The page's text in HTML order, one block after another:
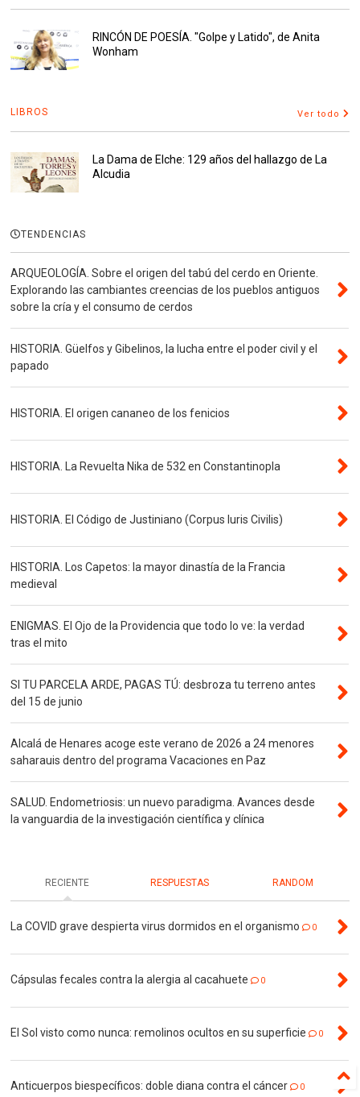
RINCÓN DE POESÍA. "Golpe y Latido", de Anita
Wonham
LIBROS Ver todo
La Dama de Elche: 129 años del hallazgo de La
Alcudia
TENDENCIAS
ARQUEOLOGÍA. Sobre el origen del tabú del cerdo en Oriente.
Explorando las cambiantes creencias de los pueblos antiguos
sobre la cría y el consumo de cerdos
HISTORIA. Güelfos y Gibelinos, la lucha entre el poder civil y el
papado
HISTORIA. El origen cananeo de los fenicios
HISTORIA. La Revuelta Nika de 532 en Constantinopla
HISTORIA. El Código de Justiniano (Corpus Iuris Civilis)
HISTORIA. Los Capetos: la mayor dinastía de la Francia
medieval
ENIGMAS. El Ojo de la Providencia que todo lo ve: la verdad
tras el mito
SI TU PARCELA ARDE, PAGAS TÚ: desbroza tu terreno antes
del 15 de junio
Alcalá de Henares acoge este verano de 2026 a 24 menores
saharauis dentro del programa Vacaciones en Paz
SALUD. Endometriosis: un nuevo paradigma. Avances desde
la vanguardia de la investigación científica y clínica
RECIENTE RESPUESTAS RANDOM
La COVID grave despierta virus dormidos en el organismo 0
Cápsulas fecales contra la alergia al cacahuete 0
El Sol visto como nunca: remolinos ocultos en su superficie 0
Anticuerpos biespecíficos: doble diana contra el cáncer 0